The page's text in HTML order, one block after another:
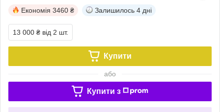
Економія 3460 ₴ Залишилось 4 дні
13 000 ₴ від 2 шт.
Купити
або
Купити з